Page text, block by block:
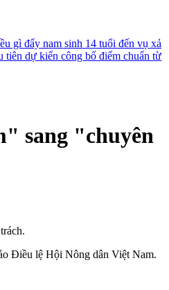
gì đẩy nam sinh 14 tuổi đến vụ xả
tiên dự kiến công bố điểm chuẩn từ
sang "chuyên
Điều lệ Hội Nông dân Việt Nam.